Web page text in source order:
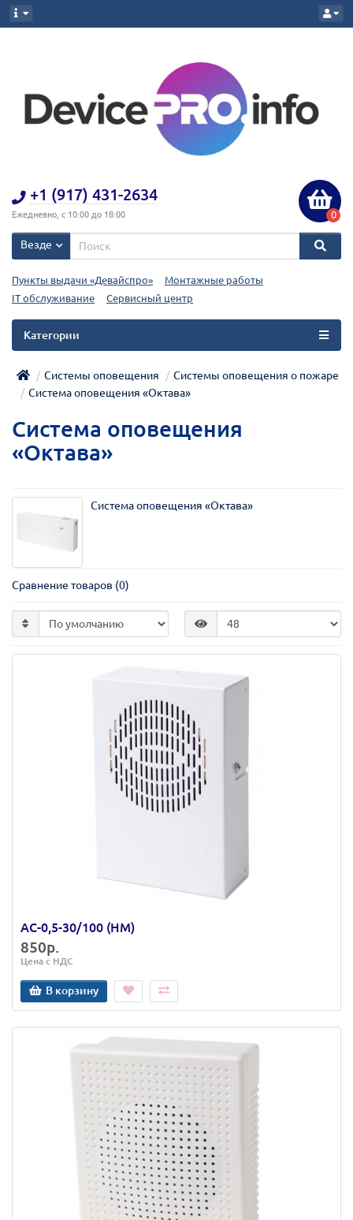
+1 (917) 431-2634
Ежедневно, с 10:00 до 18:00 0
Везде
Пункты выдачи «Девайспро»
Монтажные работы
IT обслуживание
Сервисный центр
Категории
Системы оповещения
Системы оповещения о пожаре
Система оповещения «Октава»
Система оповещения
«Октава»
Система оповещения «Октава»
Сравнение товаров (0)
АС-0,5-30/100 (НМ)
850р.
Цена с НДС
В корзину